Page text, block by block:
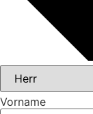
Vorname